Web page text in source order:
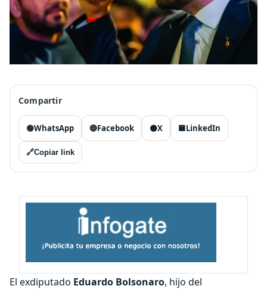
Compartir
🟢WhatsApp 🔵Facebook ⚫X 🟦LinkedIn
🔗Copiar link
El exdiputado Eduardo Bolsonaro, hijo del